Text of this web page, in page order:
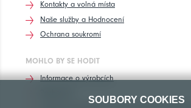
Kontakty a volná místa
Naše služby a Hodnocení
Ochrana soukromí
MOHLO BY SE HODIT
Informace o výrobcích
SOUBORY COOKIES